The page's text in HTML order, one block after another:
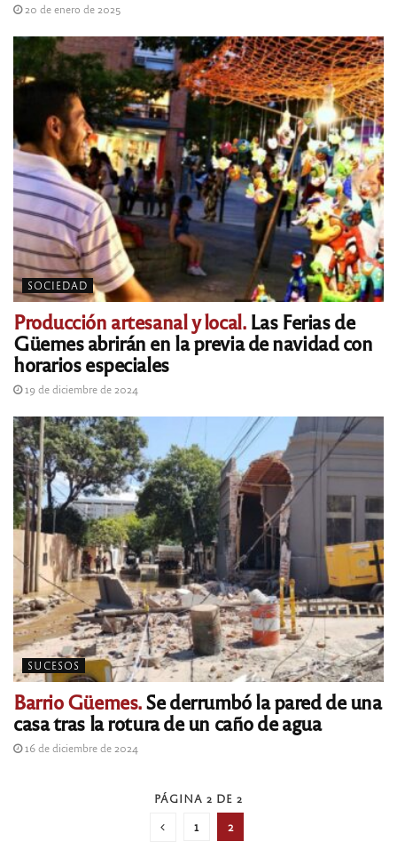
20 de enero de 2025
SOCIEDAD
Producción artesanal y local.Las Ferias de
Güemes abrirán en la previa de navidad con
horarios especiales
19 de diciembre de 2024
SUCESOS
Barrio Güemes.Se derrumbó la pared de una
casa tras la rotura de un caño de agua
16 de diciembre de 2024
PÁGINA 2 DE 2
1 2